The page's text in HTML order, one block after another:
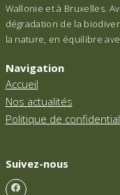
Wallonie et à Bruxelles.
dégradation de la
la nature, en équilibre
Navigation
Accueil
Nos actualités
Politique de
Suivez-nous